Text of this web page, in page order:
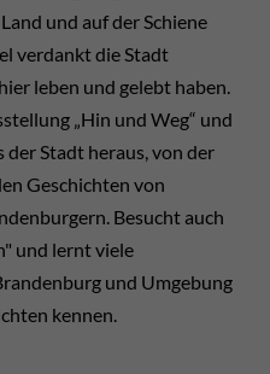
und auf der Schiene
verdankt die Stadt
leben und gelebt haben.
„Hin und Weg“ und
Stadt heraus, von der
Geschichten von
Besucht auch
und lernt viele
und Umgebung
kennen.